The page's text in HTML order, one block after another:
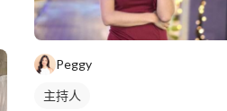
Peggy
主持人